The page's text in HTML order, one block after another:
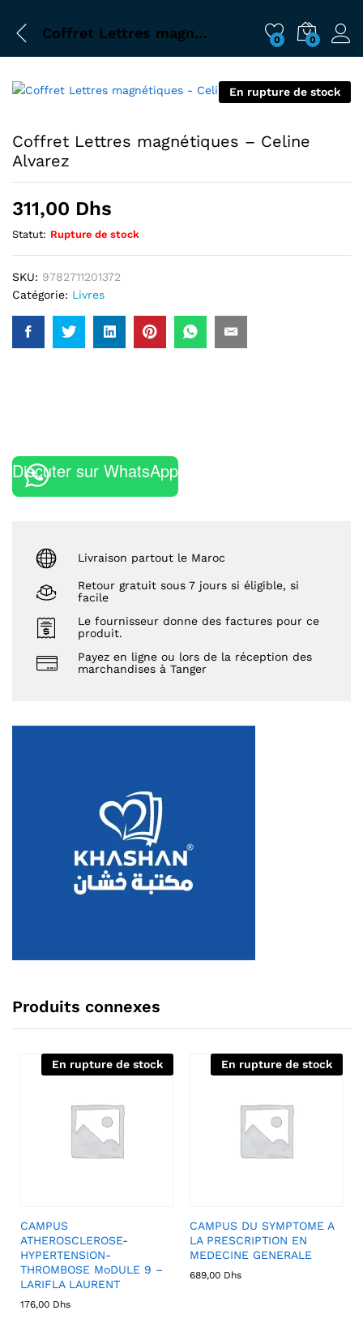
Coffret Lettres magnétiques – Celine Alvarez 0 0
En rupture de stock
Coffret Lettres magnétiques – Celine
Alvarez
311,00 Dhs
Statut: Rupture de stock
SKU: 9782711201372
Catégorie: Livres
Discuter sur WhatsApp
Livraison partout le Maroc
Retour gratuit sous 7 jours si éligible, si
facile
Le fournisseur donne des factures pour ce
produit.
Payez en ligne ou lors de la réception des
marchandises à Tanger
Produits connexes
En rupture de stock
CAMPUS
ATHEROSCLEROSE-
HYPERTENSION-
THROMBOSE MoDULE 9 –
LARIFLA LAURENT
176,00 Dhs
En rupture de stock
CAMPUS DU SYMPTOME A
LA PRESCRIPTION EN
MEDECINE GENERALE
689,00 Dhs